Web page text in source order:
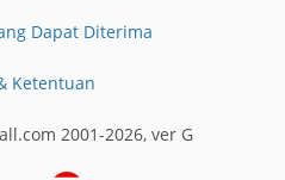
Dapat Diterima
Ketentuan
2001-2026, ver G